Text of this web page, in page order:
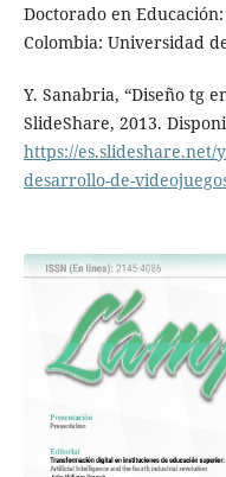
Doctorado en
Colombia: Universidad
Y. Sanabria, “Diseño tg
SlideShare, 2013.
https://es.slideshare.net/
desarrollo-de-